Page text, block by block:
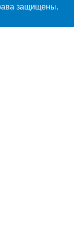
защищены.